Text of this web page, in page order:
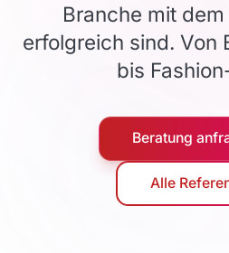
Branche mit dem
erfolgreich sind. Von
bis
Beratung
Alle